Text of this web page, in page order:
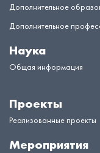
Дополнительное
Дополнительное
Наука
Общая информация
Проекты
Реализованные проекты
Мероприятия